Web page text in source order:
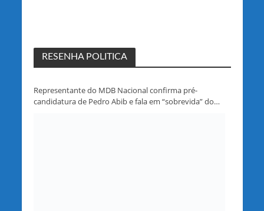
RESENHA POLITICA
Representante do MDB Nacional confirma pré-
candidatura de Pedro Abib e fala em “sobrevida” do